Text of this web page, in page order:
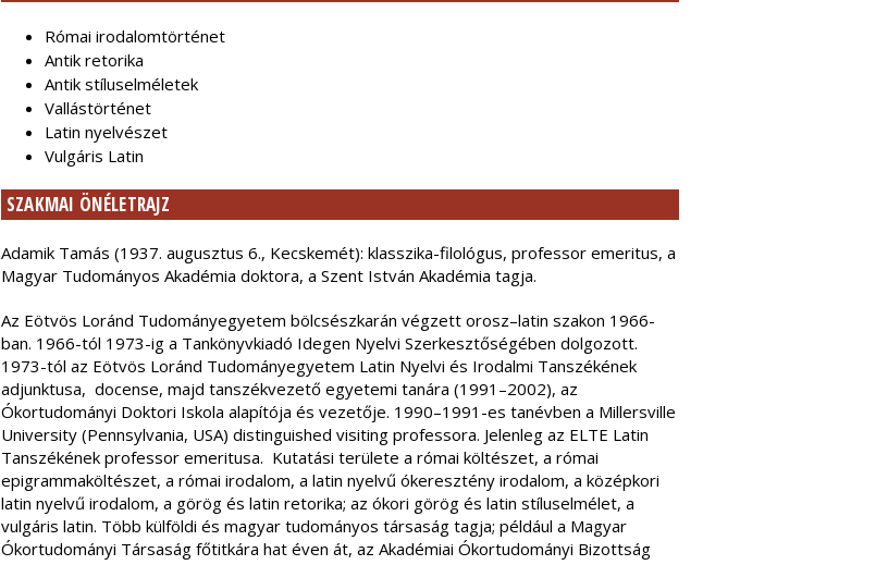
Római irodalomtörténet
Antik retorika
Antik stíluselméletek
Vallástörténet
Latin nyelvészet
Vulgáris Latin
SZAKMAI ÖNÉLETRAJZ
Adamik Tamás (1937. augusztus 6., Kecskemét): klasszika-filológus, professor emeritus, a
Magyar Tudományos Akadémia doktora, a Szent István Akadémia tagja.
Az Eötvös Loránd Tudományegyetem bölcsészkarán végzett orosz–latin szakon 1966-
ban. 1966-tól 1973-ig a Tankönyvkiadó Idegen Nyelvi Szerkesztőségében dolgozott.
1973-tól az Eötvös Loránd Tudományegyetem Latin Nyelvi és Irodalmi Tanszékének
adjunktusa, docense, majd tanszékvezető egyetemi tanára (1991–2002), az
Ókortudományi Doktori Iskola alapítója és vezetője. 1990–1991-es tanévben a Millersville
University (Pennsylvania, USA) distinguished visiting professora. Jelenleg az ELTE Latin
Tanszékének professor emeritusa. Kutatási területe a római költészet, a római
epigrammaköltészet, a római irodalom, a latin nyelvű ókeresztény irodalom, a középkori
latin nyelvű irodalom, a görög és latin retorika; az ókori görög és latin stíluselmélet, a
vulgáris latin. Több külföldi és magyar tudományos társaság tagja; például a Magyar
Ókortudományi Társaság főtitkára hat éven át, az Akadémiai Ókortudományi Bizottság